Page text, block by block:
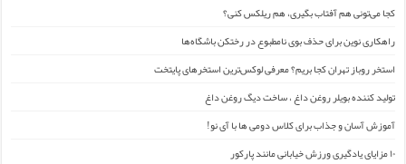
کجا می‌تونی هم آفتاب بگیری، هم ریلکس کنی؟
راهکاری نوین برای حذف بوی نامطبوع در رختکن باشگاه‌ها
استخر روباز تهران کجا بریم؟ معرفی لوکس‌ترین استخرهای پایتخت
تولید کننده بویلر روغن داغ ، ساخت دیگ روغن داغ
آموزش آسان و جذاب برای کلاس دومی ها با آی نو!
۱۰ مزایای یادگیری ورزش خیابانی مانند پارکور